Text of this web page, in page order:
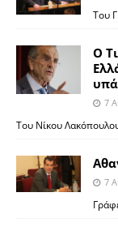
Του
Ο
7
Του Νίκου
7